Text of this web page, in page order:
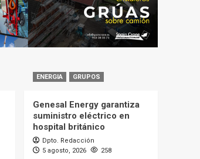
ENERGIA GRUPOS
Genesal Energy garantiza
suministro eléctrico en
hospital británico
Dpto. Redacción
5 agosto, 2026
258